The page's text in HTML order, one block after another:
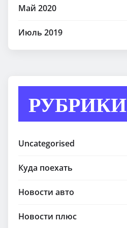
Май 2020
Июль 2019
РУБРИКИ
Uncategorised
Куда поехать
Новости авто
Новости плюс